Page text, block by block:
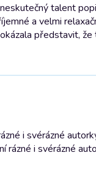
talent
a velmi
představit, že
i svérázné
rázné i svérázné